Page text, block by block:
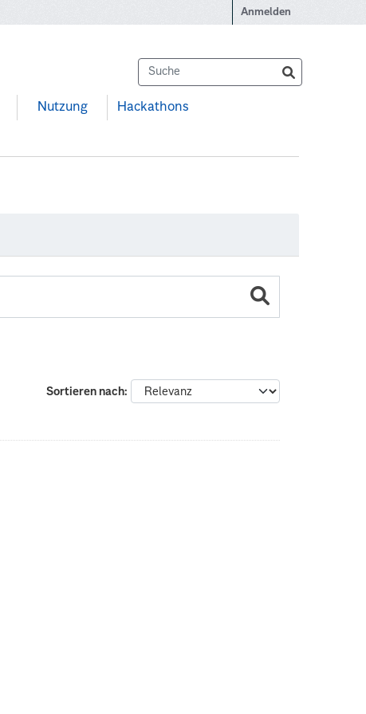
Anmelden
Nutzung Hackathons
Sortieren nach